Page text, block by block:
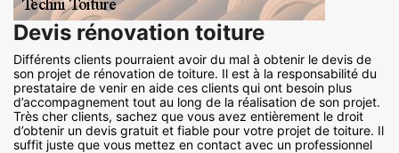
Devis rénovation toiture
Différents clients pourraient avoir du mal à obtenir le devis de
son projet de rénovation de toiture. Il est à la responsabilité du
prestataire de venir en aide ces clients qui ont besoin plus
d’accompagnement tout au long de la réalisation de son projet.
Très cher clients, sachez que vous avez entièrement le droit
d’obtenir un devis gratuit et fiable pour votre projet de toiture. Il
suffit juste que vous mettez en contact avec un professionnel